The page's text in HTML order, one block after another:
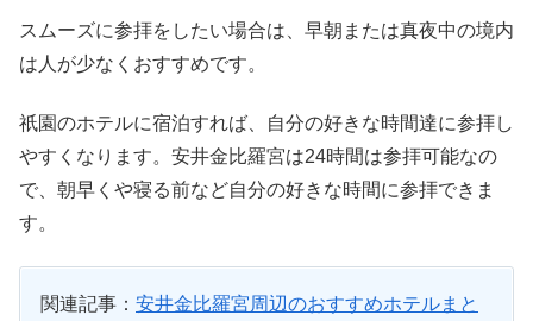
スムーズに参拝をしたい場合は、早朝または真夜中の境内
は人が少なくおすすめです。
祇園のホテルに宿泊すれば、自分の好きな時間達に参拝し
やすくなります。安井金比羅宮は24時間は参拝可能なの
で、朝早くや寝る前など自分の好きな時間に参拝できま
す。
関連記事： 安井金比羅宮周辺のおすすめホテルまと